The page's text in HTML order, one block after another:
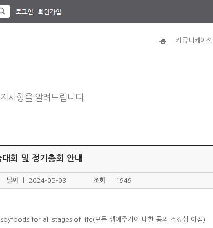
커뮤니케이션
사항을 알려드립니다.
회 및 정기총회 안내
날짜ㅣ 2024-05-03 조회 1949
for all stages of life(모든 생애주기에 대한 콩의 건강상 이점)